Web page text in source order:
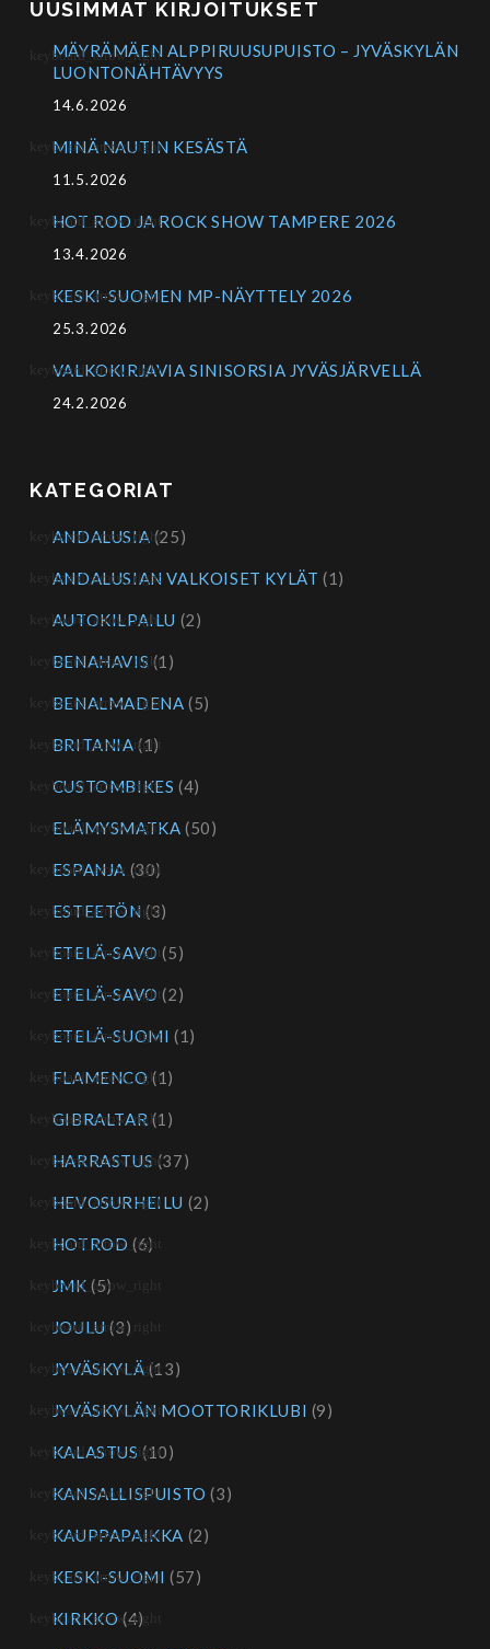
UUSIMMAT KIRJOITUKSET
MÄYRÄMÄEN ALPPIRUUSUPUISTO – JYVÄSKYLÄN
LUONTONÄHTÄVYYS
14.6.2026
MINÄ NAUTIN KESÄSTÄ
11.5.2026
HOT ROD JA ROCK SHOW TAMPERE 2026
13.4.2026
KESKI-SUOMEN MP-NÄYTTELY 2026
25.3.2026
VALKOKIRJAVIA SINISORSIA JYVÄSJÄRVELLÄ
24.2.2026
KATEGORIAT
ANDALUSIA (25)
ANDALUSIAN VALKOISET KYLÄT (1)
AUTOKILPAILU (2)
BENAHAVIS (1)
BENALMADENA (5)
BRITANIA (1)
CUSTOMBIKES (4)
ELÄMYSMATKA (50)
ESPANJA (30)
ESTEETÖN (3)
ETELÄ-SAVO (5)
ETELÄ-SAVO (2)
ETELÄ-SUOMI (1)
FLAMENCO (1)
GIBRALTAR (1)
HARRASTUS (37)
HEVOSURHEILU (2)
HOTROD (6)
JMK (5)
JOULU (3)
JYVÄSKYLÄ(13)
JYVÄSKYLÄN MOOTTORIKLUBI (9)
KALASTUS (10)
KANSALLISPUISTO (3)
KAUPPAPAIKKA (2)
KESKI-SUOMI (57)
KIRKKO (4)